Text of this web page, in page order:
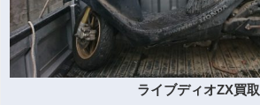
ライブディオZX買取